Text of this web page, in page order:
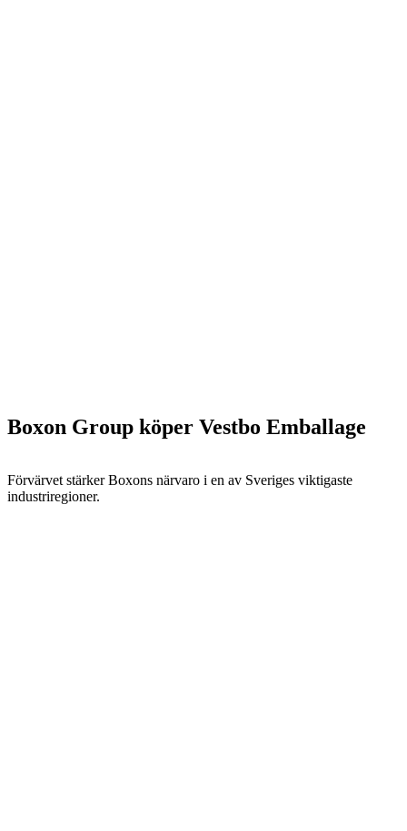
Boxon Group köper Vestbo Emballage
Förvärvet stärker Boxons närvaro i en av Sveriges viktigaste
industriregioner.